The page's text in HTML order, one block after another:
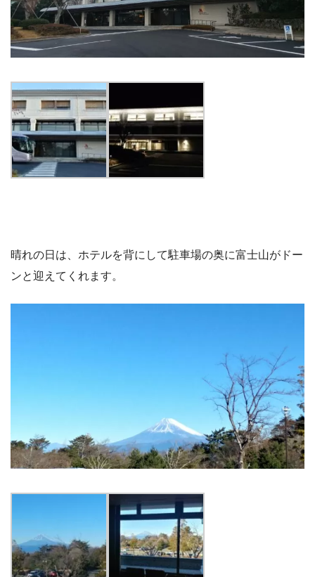
晴れの日は、ホテルを背にして駐車場の奥に富士山がドー
ンと迎えてくれます。